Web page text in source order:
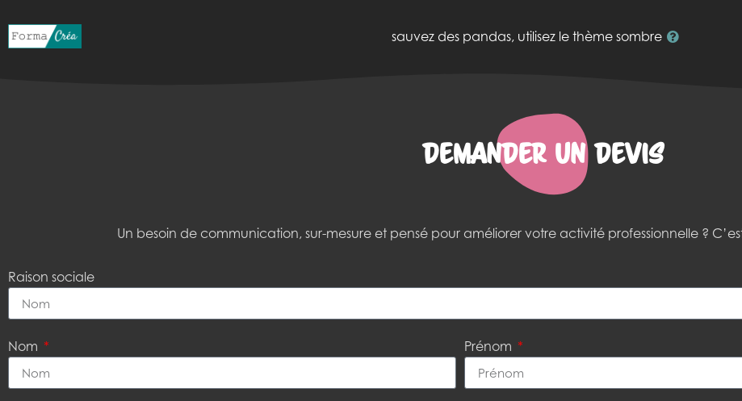
sauvez des pandas, utilisez le thème sombre
Demander un devis
Un besoin de communication, sur-mesure et pensé pour améliorer votre activité professionnelle ?
Raison sociale
Nom Prénom